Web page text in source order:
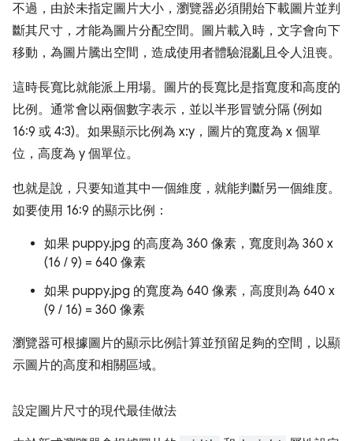
不過，由於未指定圖片大小，瀏覽器必須開始下載圖片並判
斷其尺寸，才能為圖片分配空間。圖片載入時，文字會向下
移動，為圖片騰出空間，造成使用者體驗混亂且令人沮喪。
這時長寬比就能派上用場。圖片的長寬比是指寬度和高度的
比例。通常會以兩個數字表示，並以半形冒號分隔 (例如
16:9 或 4:3)。如果顯示比例為 x:y，圖片的寬度為 x 個單
位，高度為 y 個單位。
也就是說，只要知道其中一個維度，就能判斷另一個維度。
如要使用 16:9 的顯示比例：
如果 puppy.jpg 的高度為 360 像素，寬度則為 360 x
(16 / 9) = 640 像素
如果 puppy.jpg 的寬度為 640 像素，高度則為 640 x
(9 / 16) = 360 像素
瀏覽器可根據圖片的顯示比例計算並預留足夠的空間，以顯
示圖片的高度和相關區域。
設定圖片尺寸的現代最佳做法